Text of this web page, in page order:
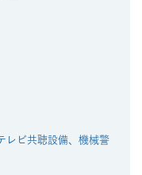
レビ共聴設備、機械警